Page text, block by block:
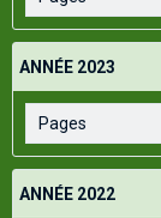
ANNÉE 2023
ANNÉE 2022